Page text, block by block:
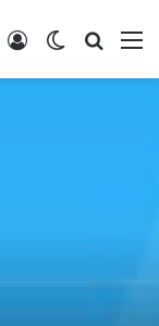
Switch skin
Войти